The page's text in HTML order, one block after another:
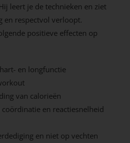
leert je de technieken en ziet
en respectvol verloopt.
positieve effecten op
en longfunctie
van calorieën
en reactiesnelheid
en niet op vechten